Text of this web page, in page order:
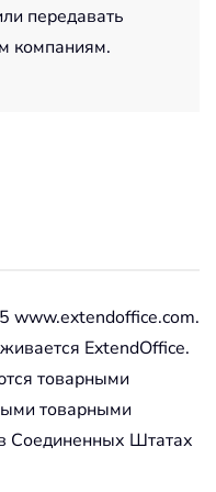
передавать
компаниям.
www.extendoffice.com.
ExtendOffice.
товарными
товарными
Соединенных Штатах